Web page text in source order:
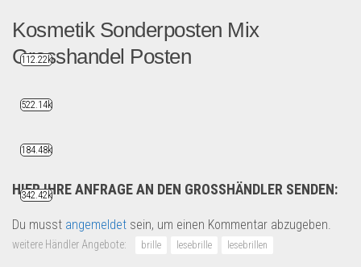
Kosmetik Sonderposten Mix
Grosshandel Posten
B2B Produkte
HIER IHRE ANFRAGE AN DEN GROSSHÄNDLER SENDEN:
Du musst angemeldet sein, um einen Kommentar abzugeben.
weitere Händler Angebote: brille lesebrille lesebrillen
112.22k
522.14k
184.48k
342.42k